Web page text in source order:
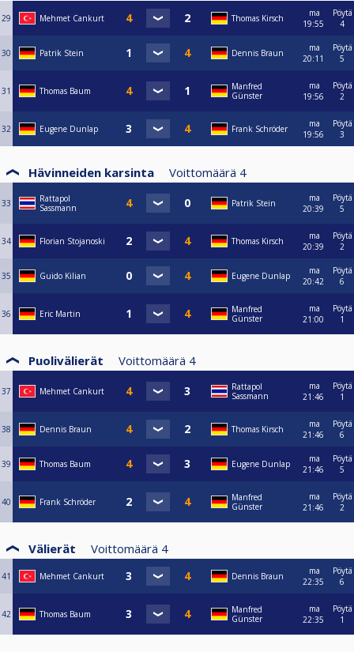
29 Mehmet Cankurt Thomas Kirsch
ma
19:55
Pöytä
4
30 Patrik Stein Dennis Braun
ma
20:11
Pöytä
5
31 Thomas Baum
Manfred
Günster
ma
19:56
Pöytä
2
32 Eugene Dunlap Frank Schröder
ma
19:56
Pöytä
3
Hävinneiden karsinta Voittomäärä 4
33
Rattapol
Sassmann
Patrik Stein
ma
20:39
Pöytä
5
34 Florian Stojanoski Thomas Kirsch
ma
20:39
Pöytä
2
35 Guido Kilian Eugene Dunlap
ma
20:42
Pöytä
6
36 Eric Martin
Manfred
Günster
ma
21:00
Pöytä
1
Puolivälierät Voittomäärä 4
37 Mehmet Cankurt
Rattapol
Sassmann
ma
21:46
Pöytä
1
38 Dennis Braun Thomas Kirsch
ma
21:46
Pöytä
6
39 Thomas Baum Eugene Dunlap
ma
21:46
Pöytä
5
40 Frank Schröder
Manfred
Günster
ma
21:46
Pöytä
2
Välierät Voittomäärä 4
41 Mehmet Cankurt Dennis Braun
ma
22:35
Pöytä
6
42 Thomas Baum
Manfred
Günster
ma
22:35
Pöytä
1